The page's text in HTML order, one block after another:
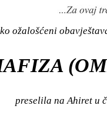
ožalošćeni
preselila na Ahiret u